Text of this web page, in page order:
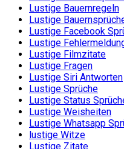
Lustige Bauernregeln
Lustige
Lustige Facebook
Lustige
Lustige Filmzitate
Lustige Fragen
Lustige Siri Antworten
Lustige Sprüche
Lustige Status
Lustige Weisheiten
Lustige Whatsapp
lustige Witze
Lustige Zitate